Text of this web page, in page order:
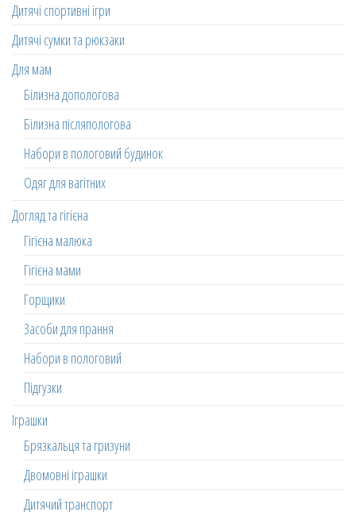
Дитячі спортивні ігри
Дитячі сумки та рюкзаки
Для мам
Білизна допологова
Білизна післяпологова
Набори в пологовий будинок
Одяг для вагітних
Догляд та гігієна
Гігієна малюка
Гігієна мами
Горщики
Засоби для прання
Набори в пологовий
Підгузки
Іграшки
Брязкальця та гризуни
Двомовні іграшки
Дитячий транспорт